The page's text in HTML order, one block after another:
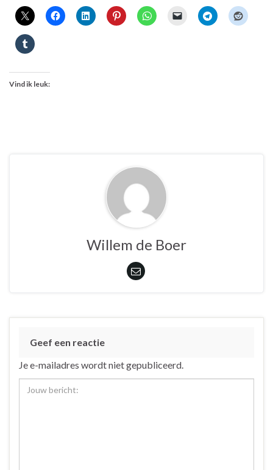
Vind ik leuk:
Willem de Boer
Geef een reactie
Je e-mailadres wordt niet gepubliceerd.